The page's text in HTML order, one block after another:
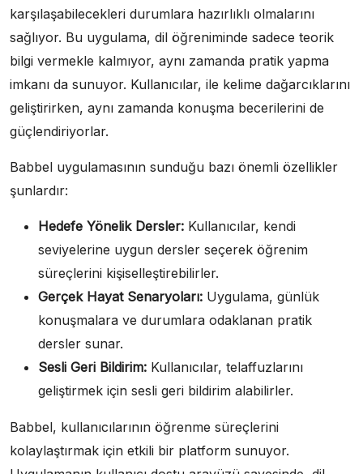
karşılaşabilecekleri durumlara hazırlıklı olmalarını
sağlıyor. Bu uygulama, dil öğreniminde sadece teorik
bilgi vermekle kalmıyor, aynı zamanda pratik yapma
imkanı da sunuyor. Kullanıcılar, ile kelime dağarcıklarını
geliştirirken, aynı zamanda konuşma becerilerini de
güçlendiriyorlar.
Babbel uygulamasının sunduğu bazı önemli özellikler
şunlardır:
Hedefe Yönelik Dersler: Kullanıcılar, kendi
seviyelerine uygun dersler seçerek öğrenim
süreçlerini kişiselleştirebilirler.
Gerçek Hayat Senaryoları: Uygulama, günlük
konuşmalara ve durumlara odaklanan pratik
dersler sunar.
Sesli Geri Bildirim: Kullanıcılar, telaffuzlarını
geliştirmek için sesli geri bildirim alabilirler.
Babbel, kullanıcılarının öğrenme süreçlerini
kolaylaştırmak için etkili bir platform sunuyor.